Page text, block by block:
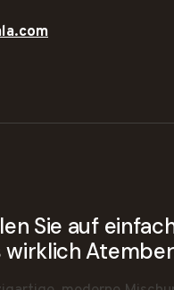
Sie auf
wirklich